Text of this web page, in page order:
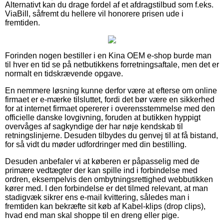
Alternativt kan du drage fordel af et afdragstilbud som f.eks.
ViaBill, såfremt du hellere vil honorere prisen ude i
fremtiden.
Forinden nogen bestiller i en Kina OEM e-shop burde man
til hver en tid se på netbutikkens forretningsaftale, men det er
normalt en tidskrævende opgave.
En nemmere løsning kunne derfor være at efterse om online
firmaet er e-mærke tilsluttet, fordi det bør være en sikkerhed
for at internet firmaet opererer i overensstemmelse med den
officielle danske lovgivning, foruden at butikken hyppigt
overvåges af sagkyndige der har nøje kendskab til
retningslinjerne. Desuden tilbydes du genvej til at få bistand,
for så vidt du møder udfordringer med din bestilling.
Desuden anbefaler vi at køberen er påpasselig med de
primære vedtægter der kan spille ind i forbindelse med
ordren, eksempelvis den ombytningsrettighed webbutikken
kører med. I den forbindelse er det tilmed relevant, at man
stadigvæk sikrer ens e-mail kvittering, således man i
fremtiden kan bekræfte sit køb af Kabel-klips (drop clips),
hvad end man skal shoppe til en dreng eller pige.